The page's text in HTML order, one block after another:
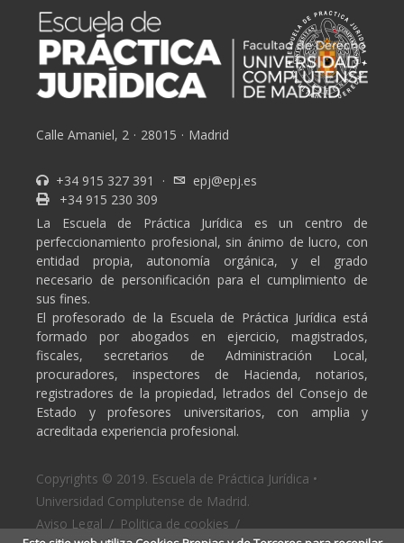
Calle Amaniel, 2 · 28015 · Madrid
+34 915 327 391 ·
epj@epj.es
+34 915 230 309
La Escuela de Práctica Jurídica es un centro de
perfeccionamiento profesional, sin ánimo de lucro, con
entidad propia, autonomía orgánica, y el grado
necesario de personificación para el cumplimiento de
sus fines.
El profesorado de la Escuela de Práctica Jurídica está
formado por abogados en ejercicio, magistrados,
fiscales, secretarios de Administración Local,
procuradores, inspectores de Hacienda, notarios,
registradores de la propiedad, letrados del Consejo de
Estado y profesores universitarios, con amplia y
acreditada experiencia profesional.
Copyrights © 2019. Escuela de Práctica Jurídica •
Universidad Complutense de Madrid.
Aviso Legal / Politica de cookies /